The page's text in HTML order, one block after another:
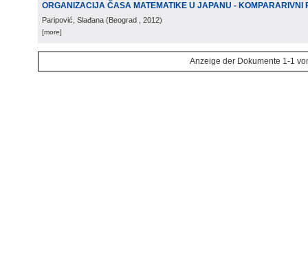
ORGANIZACIJA ČASA MATEMATIKE U JAPANU - KOMPARARIVNI
Paripović, Slađana (Beograd , 2012)
[more]
Anzeige der Dokumente 1-1